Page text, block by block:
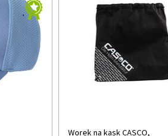
Worek na kask CASCO,